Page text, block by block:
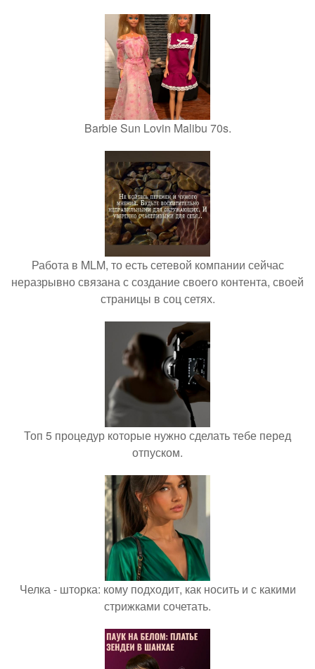
Barbie Sun Lovin Malibu 70s.
Работа в MLM, то есть сетевой компании сейчас
неразрывно связана с создание своего контента, своей
страницы в соц сетях.
Топ 5 процедур которые нужно сделать тебе перед
отпуском.
Челка - шторка: кому подходит, как носить и с какими
стрижками сочетать.